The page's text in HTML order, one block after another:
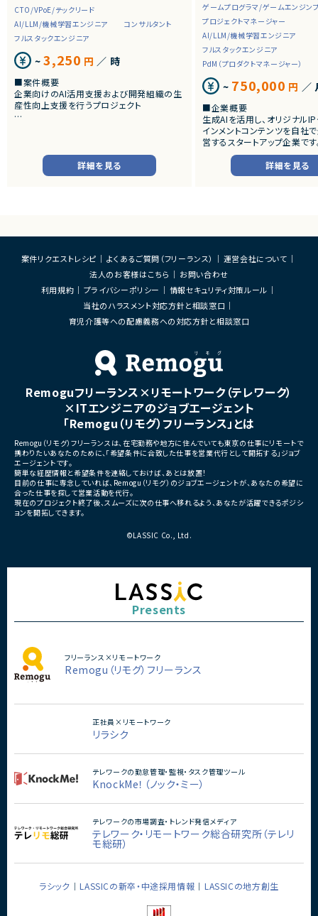
CTO/VPoE/テックリード
AI/LLM/機械学習エンジニア
コンサルタント
フルスタックエンジニア
~3,250 円 ／ 時
■案件概要
企業向けのAI活用支援および開発組織の生
産性向上支援を行うプロジェクト
Cursor、Claude Code、GitHub Copilot、C
odex等を使い、開発生産性を高める導入支
現状の開発プロセス・課題のヒアリング
AI活用方針・開発プロセスの設計
AIを活用した設計・実装・レビュー手法の
開発ルール・運用フローの整備
開発チームへの伴走支援
必要に応じたワークショップ・勉強会の実
3. 品質改善・定着支援
コードレビュー・設計レビュー
開発品質・セキュリティ観点でのレビュー
効果測定・改善提案
■担当工程
・要件定義 ・基本設計 ・詳細設計 ・実装 ・レ
ビュー ・運用設計 ・導入支援
■その他補足
・リモート中心
・関西圏顧客対応のため必要に応じて現地
詳細を見る
ゲームプログラマ/ゲームエンジン
プロジェクトマネージャー
AI/LLM/機械学習エンジニア
フルスタックエンジニア
PdM（プロダクトマネージャー）
~ 750,000 円 ／
■企業概要
生成AIを活用し、オリジナル
インメントコンテンツを自社
営するスタートアップ企業です
音楽・映像・SNSなど複数の
しながら、AIを前提とした新
インメント体験の創出に取り
・ユーザーがキャラクターと
ニケーションを楽しめる新規
・既に展開されているキャラ
し、ユーザーとの関係性を深
ーションプラットフォーム
・音楽、SNS、イベントなどの
と連携しながら成長していく
深めながら長期的に楽しめ
視したプロダクト
・育成、収集、イベント、コミュ
金設計などを含む次世代型エ
メントサービス
■業務内容
・新規アプリ―ケーションの
仕様設計
・生成AIツールを活用したフ
効率化
・育成、収集、イベント、コミ
・KPI設計およびデータ分析
を募集しています。
ーとの関係性構築をサービス
きる希少なポジション
・音楽、SNS、イベントなど複
・少人数組織のため企画から
・AI活用を前提とした次世代
を実践可能
詳細を見る
案件リクエストレシピ よくあるご質問（フリーランス）
運営会社について
法人のお客様はこちら
お問い合わせ
利用規約
プライバシーポリシー
情報セキュリティ対策ルール
当社のハラスメント対応方針と相談窓口
育児介護等への配慮義務への対応方針と相談窓口
Remoguフリーランス×リモートワーク（テレワーク）
×ITエンジニアのジョブエージェント
「Remogu（リモグ）フリーランス」とは
Remogu（リモグ）フリーランスは、在宅勤務や地方に住んでいても東京の仕事にリモートで
携わりたいあなたのために、「希望条件に合致した仕事を営業代行として開拓する」ジョブ
エージェントです。
簡単な経歴情報と希望条件を連絡しておけば、あとは放置！
目前の仕事に専念していれば、Remogu（リモグ）のジョブエージェントが、あなたの希望に
合った仕事を探して営業活動を代行。
現在のプロジェクト終了後、スムーズに次の仕事へ移れるよう、あなたが活躍できるポジシ
ョンを開拓してきます。
©LASSIC Co., Ltd.
Presents
フリーランス×リモートワーク
Remogu（リモグ）フリーランス
正社員×リモートワーク
リラシク
テレワークの勤怠管理・監視・タスク管理ツール
KnockMe！（ノック・ミー）
テレワークの市場調査・トレンド発信メディア
テレワーク・リモートワーク総合研究所（テレリ
モ総研）
ラシック LASSICの新卒・中途採用情報 LASSICの地方創生